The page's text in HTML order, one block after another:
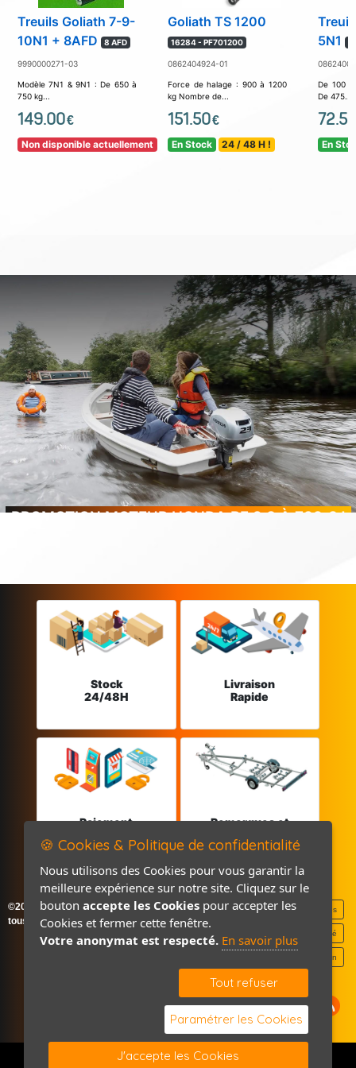
Treuils Goliath 7-9-
10N1 + 8AFD
8 AFD
9990000271-03
Modèle 7N1 & 9N1 : De 650 à
750 kg...
149.00€
Non disponible actuellement
Goliath TS 1200
16284 - PF701200
0862404924-01
Force de halage : 900 à 1200
kg Nombre de...
151.50€
En Stock 24 / 48 H !
5N1
De 100
De 475...
72.50
En
PROMOTION MOTEUR HONDA BF 2.3 À 799 € !
Stock
24/48H
Livraison
Rapide
Paiement
Remorques et
©2026-2027 France Accastillage
tous droits réservés
Mentions légales
Politique de confidentialité
Contact / Plan
🍪 Cookies & Politique de confidentialité
Nous utilisons des Cookies pour vous garantir la
meilleure expérience sur notre site. Cliquez sur le
bouton accepte les Cookies pour accepter les
Cookies et fermer cette fenêtre.
Votre anonymat est respecté. En savoir plus
Tout refuser
Paramétrer les Cookies
J'accepte les Cookies